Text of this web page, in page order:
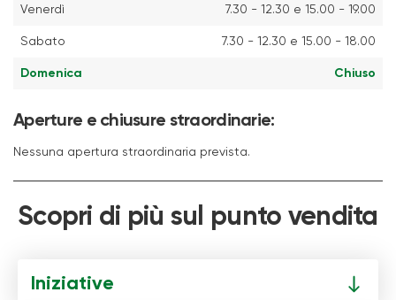
Venerdì 7.30 - 12.30 e 15.00 - 19.00
Sabato 7.30 - 12.30 e 15.00 - 18.00
Domenica Chiuso
Aperture e chiusure straordinarie:
Nessuna apertura straordinaria prevista.
Scopri di più sul punto vendita
Iniziative